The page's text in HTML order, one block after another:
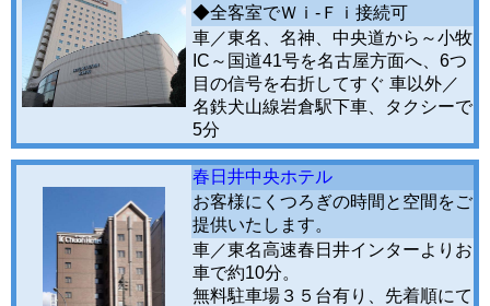
◆全客室でＷｉ-Ｆｉ接続可
車／東名、名神、中央道から～小牧
IC～国道41号を名古屋方面へ、6つ
目の信号を右折してすぐ 車以外／
名鉄犬山線岩倉駅下車、タクシーで
5分
春日井中央ホテル
お客様にくつろぎの時間と空間をご
提供いたします。
車／東名高速春日井インターよりお
車で約10分。
無料駐車場３５台有り、先着順にて